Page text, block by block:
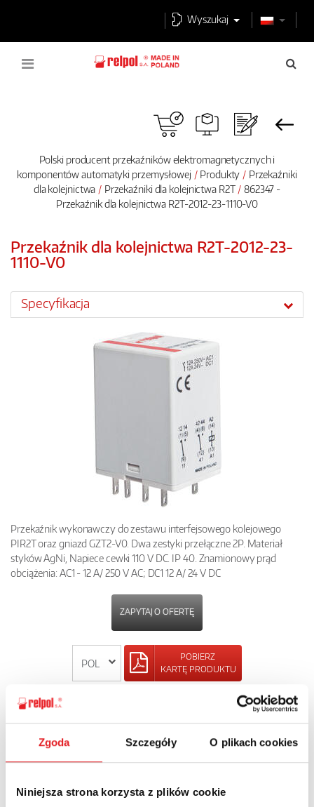
Zgoda Szczegóły O plikach cookies
Niniejsza strona korzysta z plików cookie
Wyszukaj
Polski producent przekaźników elektromagnetycznych i
komponentów automatyki przemysłowej
Produkty
Przekaźniki
dla kolejnictwa
Przekaźniki dla kolejnictwa R2T
862347 -
Przekaźnik dla kolejnictwa R2T-2012-23-1110-V0
Przekaźnik dla kolejnictwa R2T-2012-23-
1110-V0
Specyfikacja
Przekaźnik wykonawczy do zestawu interfejsowego kolejowego
PIR2T oraz gniazd GZT2-V0. Dwa zestyki przełączne 2P. Materiał
styków AgNi, Napiece cewki 110 V DC. IP 40. Znamionowy prąd
obciążenia: AC1 - 12 A/ 250 V AC; DC1 12 A/ 24 V DC
ZAPYTAJ O OFERTĘ
POBIERZ
KARTĘ PRODUKTU
Zapytaj o szczegóły oferty